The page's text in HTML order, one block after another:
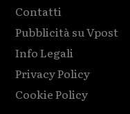
Contatti
Pubblicità su Vpost
Info Legali
Privacy Policy
Cookie Policy